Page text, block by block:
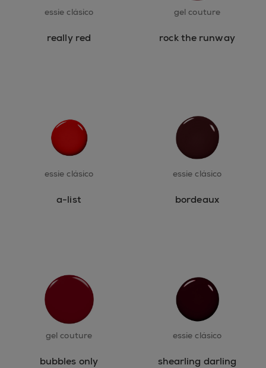
essie clásico
really red
gel couture
rock the runway
essie clásico
a-list
essie clásico
bordeaux
gel couture
bubbles only
essie clásico
shearling darling